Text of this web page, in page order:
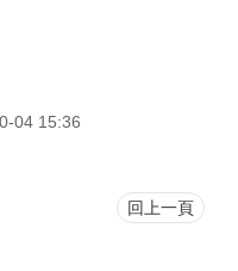
04 15:36
回上一頁